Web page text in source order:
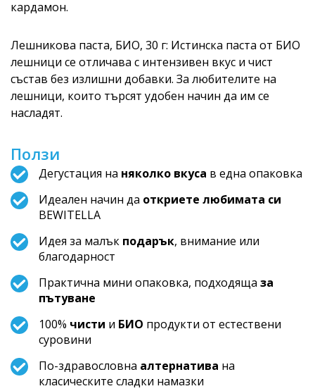
кардамон.
Лешникова паста, БИО, 30 г: Истинска паста от БИО
лешници се отличава с интензивен вкус и чист
състав без излишни добавки. За любителите на
лешници, които търсят удобен начин да им се
насладят.
Ползи
Дегустация на няколко вкуса в една опаковка
Идеален начин да откриете любимата си
BEWITELLA
Идея за малък подарък, внимание или
благодарност
Практична мини опаковка, подходяща за
пътуване
100% чисти и БИО продукти от естествени
суровини
По-здравословна алтернатива на
класическите сладки намазки